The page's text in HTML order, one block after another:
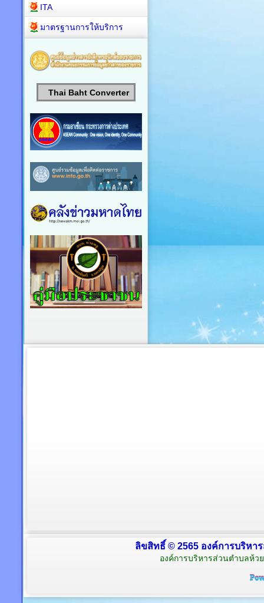
ITA
มาตรฐานการให้บริการ
Thai Baht Converter
ลิขสิทธิ์ © 2565 องค์การบริหา
องค์การบริหารส่วนตำบลห้ว